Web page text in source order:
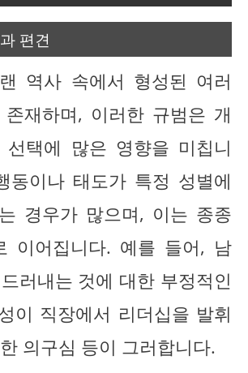
편견
역사 속에서 형성된 여러
재하며, 이러한 규범은 개
선택에 많은 영향을 미칩니
동이나 태도가 특정 성별에
경우가 많으며, 이는 종종
이어집니다. 예를 들어, 남
러내는 것에 대한 부정적인
이 직장에서 리더십을 발휘
의구심 등이 그러합니다.